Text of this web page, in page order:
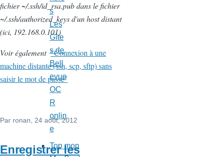
fichier ~/.ssh/id_rsa.pub dans le fichier
~/.ssh/authorized_keys d'un host distant
(ici, 192.168.0.101)
Voir également"Connexion à une
machine distante (ssh, scp, sftp) sans
saisir le mot de passe"
Par ronan, 24 août, 2012
Enregistrer les
s
Les
Gîte
s de
Bell
evue
OC
R
onlin
e
Top mon